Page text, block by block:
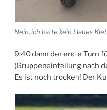
Nein, ich hatte kein blaues
9:40 dann der erste Turn
(Gruppeneinteilung nach
Es ist noch trocken! Der